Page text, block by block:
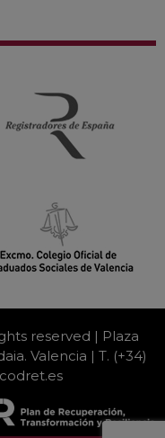
reserved | Plaza
Valencia | T. (+34)